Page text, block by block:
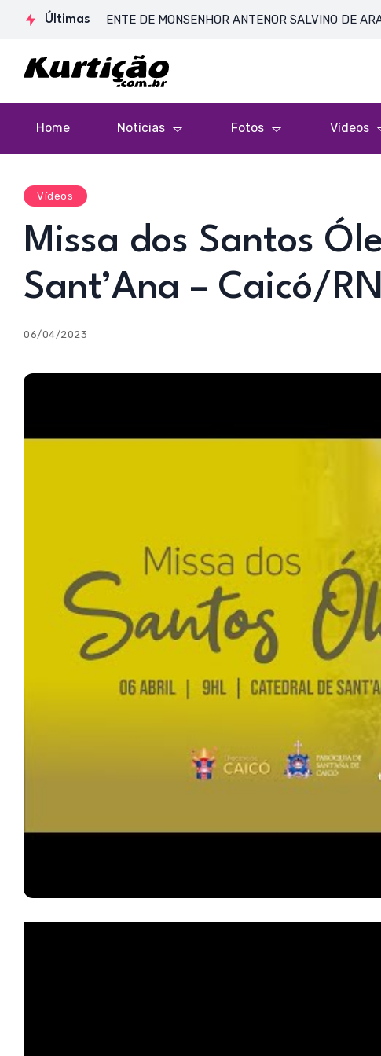
Últimas
PRESENTE DE MONSENHOR ANTENOR SALVINO DE
Home Notícias Fotos Vídeos
Vídeos
Missa dos Santos
Sant’Ana – Caicó/
06/04/2023